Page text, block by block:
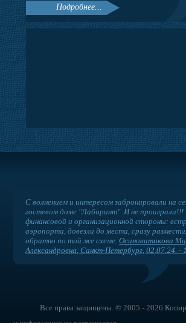
Подробнее...
С волнением и интересом забронировали на
гостевом доме "Лабиринт". И не
финансовой и организационной стороны:
аэропорта, довезли до места, сразу
обратно по той же схеме.Осиноватикова
Александровна, Санкт-Петербург, 02.07.24. -
Все права защищены. © 2005 - 2026